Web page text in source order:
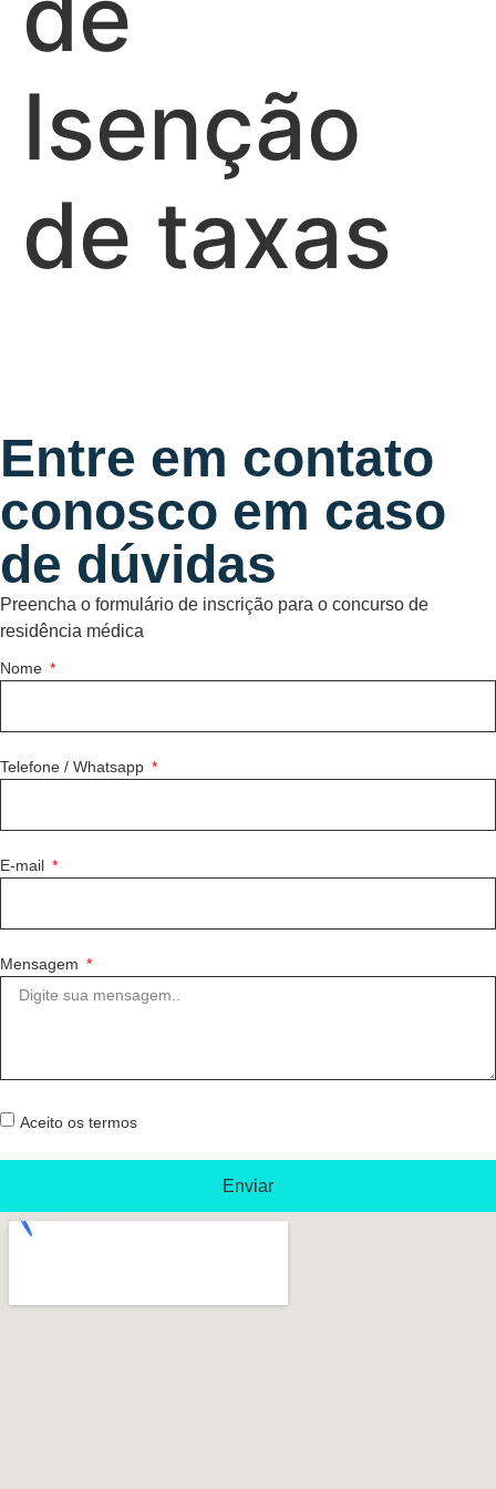
Isenção
de taxas
Entre em contato
conosco em caso
de dúvidas
Preencha o formulário de inscrição para o concurso de
residência médica
Nome
Telefone / Whatsapp
E-mail
Mensagem
Aceito os termos
Enviar